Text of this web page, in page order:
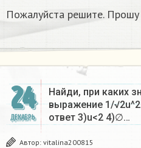
Пожалуйста решите. Прошу
24
ДЕКАБРЬ
Найди, при каких
выражение 1/
ответ 3)u<2 4)∅…
Автор: vitalina200815